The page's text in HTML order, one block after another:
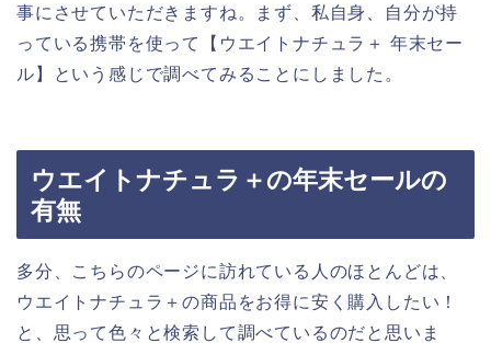
事にさせていただきますね。まず、私自身、自分が持
っている携帯を使って【ウエイトナチュラ＋ 年末セー
ル】という感じで調べてみることにしました。
ウエイトナチュラ＋の年末セールの
有無
多分、こちらのページに訪れている人のほとんどは、
ウエイトナチュラ＋の商品をお得に安く購入したい！
と、思って色々と検索して調べているのだと思いま